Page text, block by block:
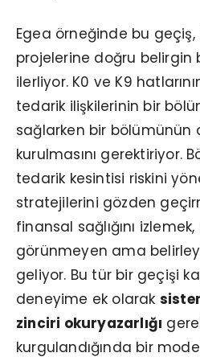
Egea örneğinde bu
projelerine doğru belirgin
ilerliyor. K0 ve K9
tedarik ilişkilerinin bir
sağlarken bir bölümünün
kurulmasını gerektiriyor.
tedarik kesintisi riskini
stratejilerini gözden
finansal sağlığını
görünmeyen ama
geliyor. Bu tür bir geçişi
deneyime ek olarak
zinciri okuryazarlığı
kurgulandığında bir